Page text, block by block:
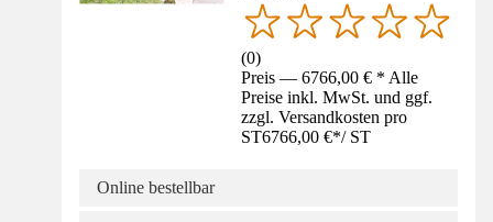
(0)
Preis — 6766,00 € * Alle
Preise inkl. MwSt. und ggf.
zzgl. Versandkosten pro
ST6766,00 €*/ ST
Online bestellbar